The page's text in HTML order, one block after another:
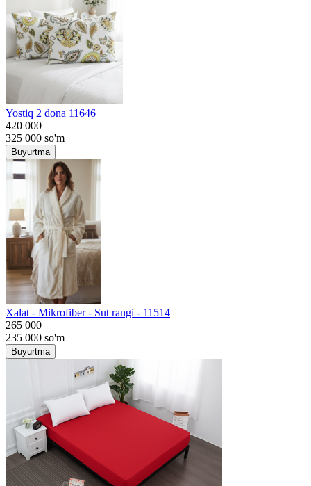
Yostiq 2 dona 11646
420 000
325 000 so'm
Buyurtma
Хalat - Mikrofiber - Sut rangi - 11514
265 000
235 000 so'm
Buyurtma